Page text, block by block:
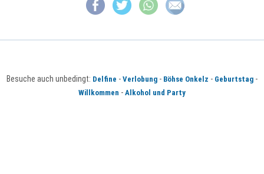
Besuche auch unbedingt: Delfine - Verlobung - Böhse Onkelz - Geburtstag -
Willkommen - Alkohol und Party